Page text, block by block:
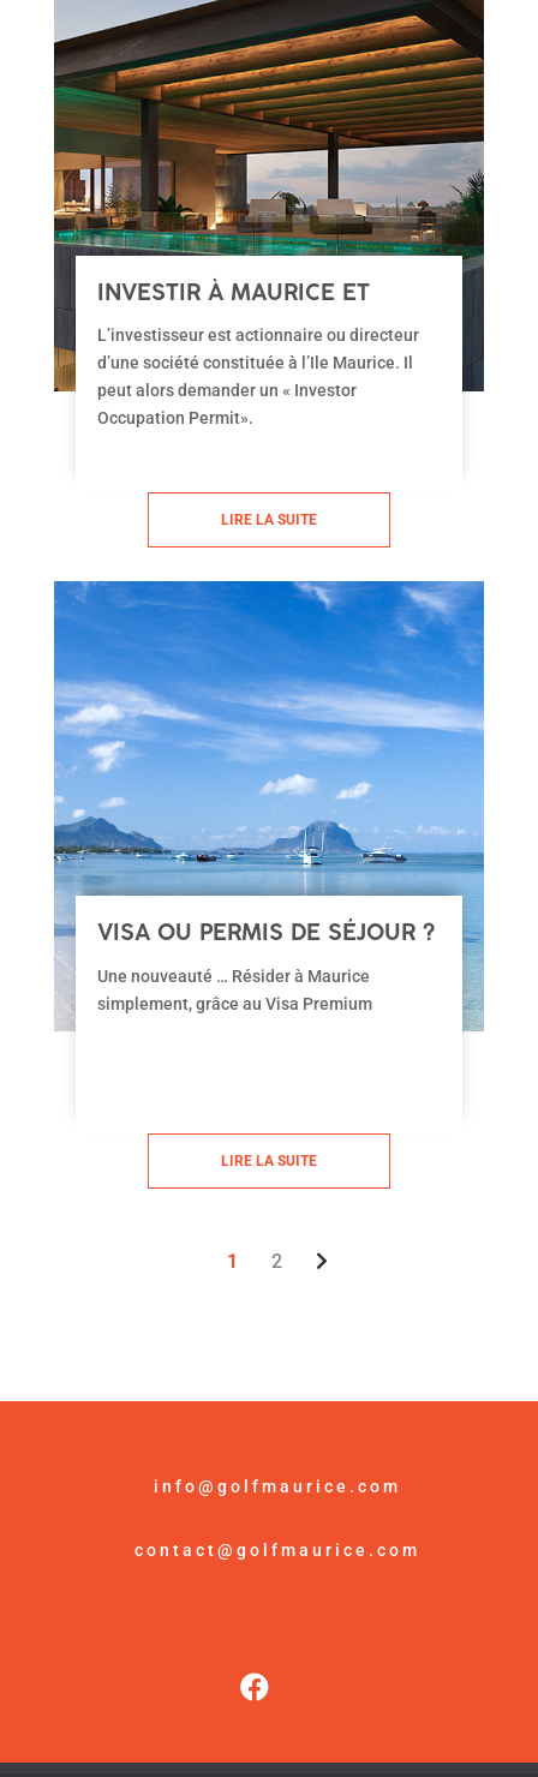
INVESTIR À MAURICE ET
OBTENIR SON « OP »
L’investisseur est actionnaire ou directeur
d’une société constituée à l’Ile Maurice. Il
peut alors demander un « Investor
Occupation Permit».
LIRE LA SUITE
VISA OU PERMIS DE SÉJOUR ?
Une nouveauté … Résider à Maurice
simplement, grâce au Visa Premium
LIRE LA SUITE
1 2
info@golfmaurice.com
contact@golfmaurice.com